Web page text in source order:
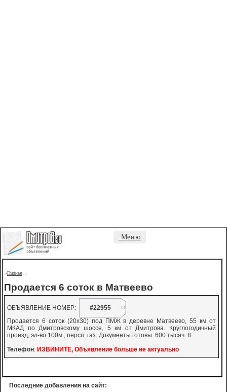
Меню
->Главная - -
Продается 6 соток в Матвеево
ОБЪЯВЛЕНИЕ НОМЕР:
#22955
Продается 6 соток (20х30) под ПМЖ в деревне Матвеево, 55 км от
МКАД по Дмитровскому шоссе, 5 км от Дмитрова. Круглогодичный
проезд, эл-во 100м., персп. газ. Документы готовы. 600 тысяч. 8
Телефон: ИЗВИНИТЕ, Объявление больше не актуально
Последние добавления на сайт: